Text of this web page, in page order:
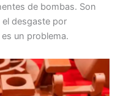
de bombas. Son
desgaste por
un problema.